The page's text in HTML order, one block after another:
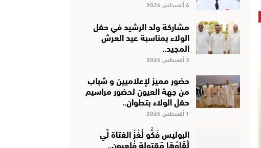
4 أغسطس 2026
مشاركة ولد الرشيد في حفل
الولاء بمناسبة عيد العرش
المجيد..
3 أغسطس 2026
حضور مميز لإعلاميين و شباب
من جهة العيون لحضور مراسيم
حفل الولاء بتطوان..
1 أغسطس 2026
البوليس فَكُّو لُغْزْ الفتاة لِّي
لْقَاوْهَا مَقتولة فْلعيون..